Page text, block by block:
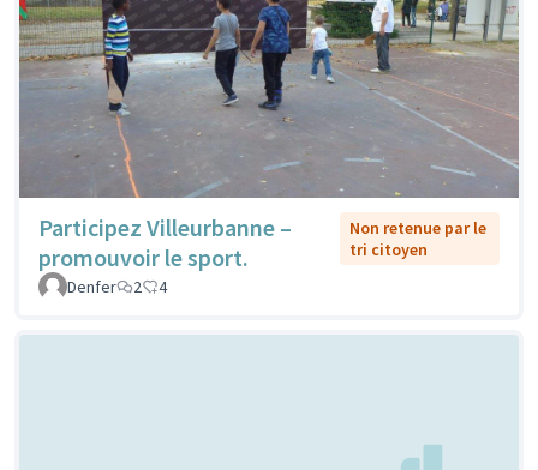
Participez Villeurbanne –
promouvoir le sport.
Non retenue par le
tri citoyen
Denfer
2 4